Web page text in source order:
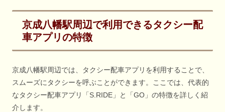
京成八幡駅周辺で利用できるタクシー配
車アプリの特徴
京成八幡駅周辺では、タクシー配車アプリを利用することで、
スムーズにタクシーを呼ぶことができます。ここでは、代表的
なタクシー配車アプリ「S.RIDE」と「GO」の特徴を詳しく紹
介します。